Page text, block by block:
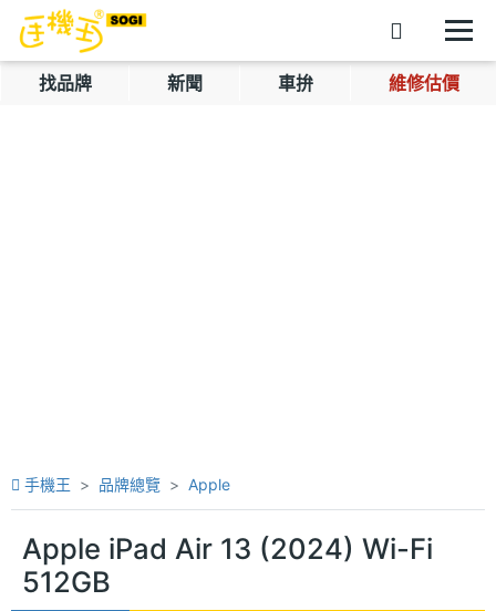
找品牌 新聞 車拚 維修估價
手機王 品牌總覽 Apple
Apple iPad Air 13 (2024) Wi-Fi
512GB